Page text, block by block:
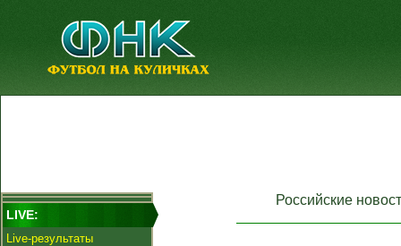
LIVE:
Live-результаты
Российские